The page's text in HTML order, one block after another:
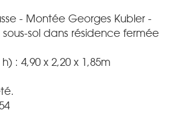
- Montée Georges Kubler -
sol dans résidence fermée
: 4,90 x 2,20 x 1,85m